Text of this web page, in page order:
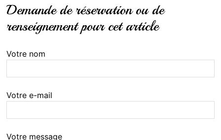
Demande de réservation ou de
renseignement pour cet article
Votre nom
Votre e-mail
Votre message